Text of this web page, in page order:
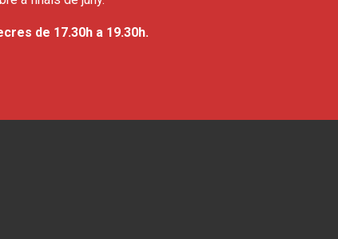
de 17.30h a 19.30h.